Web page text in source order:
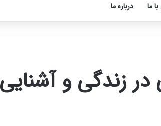
ما درباره ما
زندگی و آشنایی
آموزش
شکستن